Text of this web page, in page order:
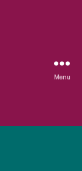
Menu